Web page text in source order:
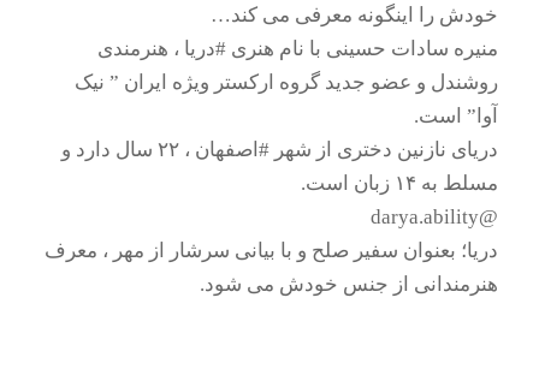
خودش را اینگونه معرفی می کند…
منیره سادات حسینی با نام هنری #دریا ، هنرمندی
روشندل و عضو جدید گروه ارکستر ویژه ایران ” نیک
آوا” است.
دریای نازنین دختری از شهر #اصفهان ، ۲۲ سال دارد و
مسلط به ۱۴ زبان است.
@darya.ability
دریا؛ بعنوان سفیر صلح و با بیانی سرشار از مهر ، معرف
هنرمندانی از جنس خودش می شود.